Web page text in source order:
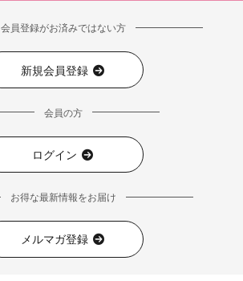
会員登録がお済みではない方
新規会員登録
会員の方
ログイン
お得な最新情報をお届け
メルマガ登録